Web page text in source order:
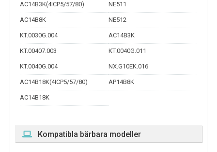
AC14B3K(4ICP5/57/80) NE511
AC14B8K NE512
KT.0030G.004 AC14B3K
KT.00407.003 KT.0040G.011
KT.0040G.004 NX.G10EK.016
AC14B18K(4ICP5/57/80) AP14B8K
AC14B18K
Kompatibla bärbara modeller